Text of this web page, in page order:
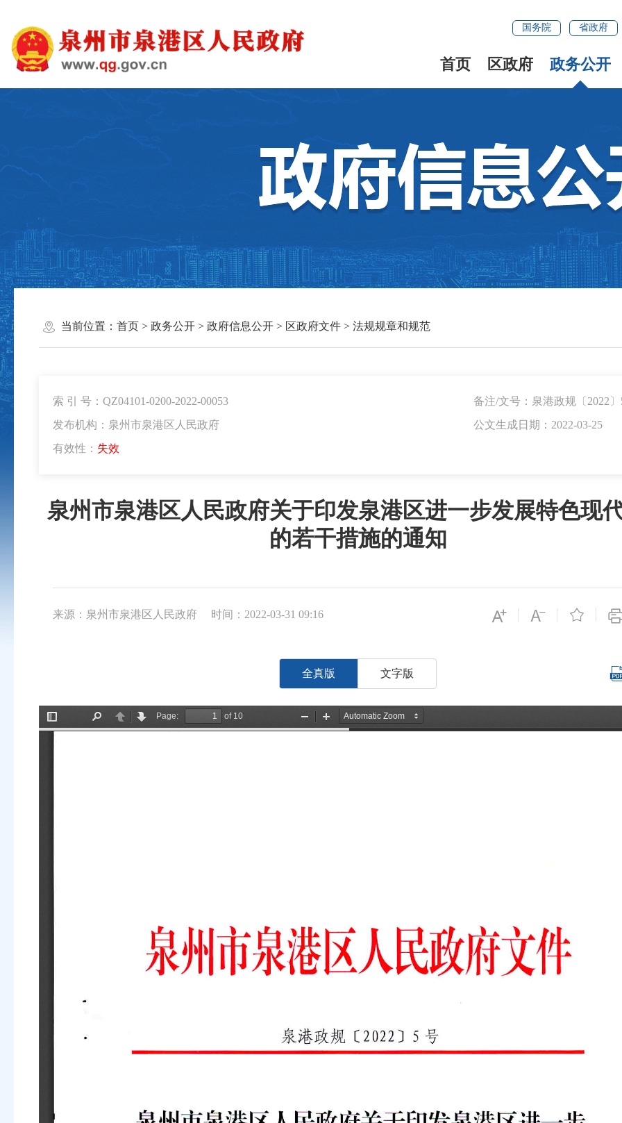
国务院 省政府
首页 区政府 政务公开
当前位置： 首页 > 政务公开 > 政府信息公开 > 区政府文件 > 法规规章和规范
索 引 号：QZ04101-0200-2022-00053
备注/文号：泉港政规〔2022
发布机构：泉州市泉港区人民政府
公文生成日期：2022-03-25
有效性： 失效
泉州市泉港区人民政府关于印发泉港区进一步发展特色现
的若干措施的通知
来源：泉州市泉港区人民政府 时间：2022-03-31 09:16 
全真版 文字版